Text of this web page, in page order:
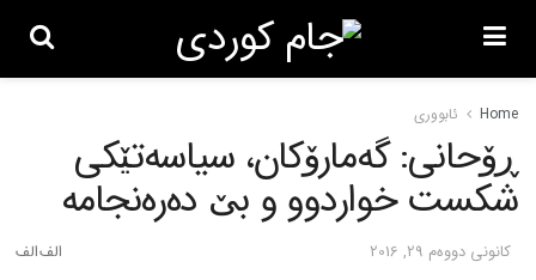
Home ئابووری
ڕۆحانی: گه‌مارۆکان، سیاسه‌تێکی
شکست خواردوو و بێ ده‌ره‌نجامه‌
كانونی دووه‌م 29, 2016